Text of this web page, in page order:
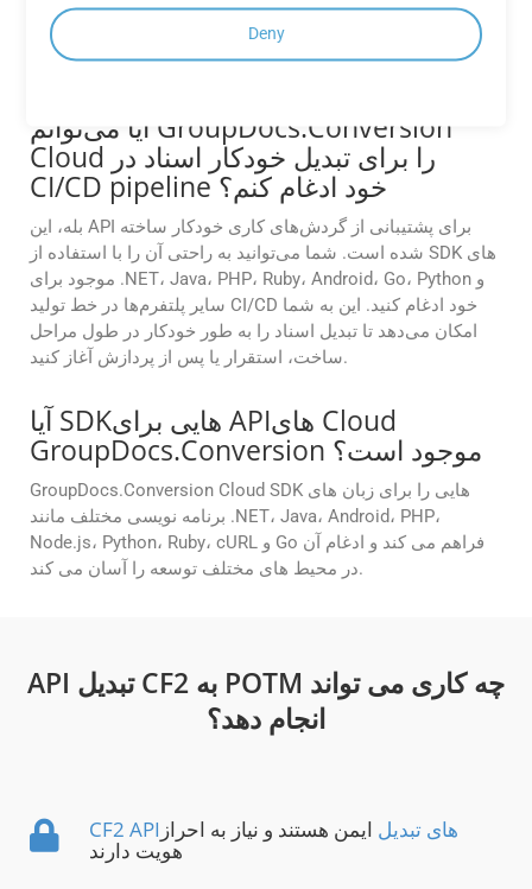
قبل از تبدیل پشتیبانی می کند. این به اطمینان از دقت طرح،
بررسی قالب بندی و تصمیم گیری آگاهانه قبل از انجام تبدیل
نهایی کمک می کند.
آیا می‌توانم GroupDocs.Conversion
Cloud را برای تبدیل خودکار اسناد در
CI/CD pipeline خود ادغام کنم؟
بله، این API برای پشتیبانی از گردش‌های کاری خودکار ساخته
شده است. شما می‌توانید به راحتی آن را با استفاده از SDK های
موجود برای .NET، Java، PHP، Ruby، Android، Go، Python و
سایر پلتفرم‌ها در خط تولید CI/CD خود ادغام کنید. این به شما
امکان می‌دهد تا تبدیل اسناد را به طور خودکار در طول مراحل
ساخت، استقرار یا پس از پردازش آغاز کنید.
آیا SDKهایی برای APIهای Cloud
GroupDocs.Conversion موجود است؟
GroupDocs.Conversion Cloud SDK هایی را برای زبان های
برنامه نویسی مختلف مانند .NET، Java، Android، PHP،
Node.js، Python، Ruby، cURL و Go فراهم می کند و ادغام آن
در محیط های مختلف توسعه را آسان می کند.
API تبدیل CF2 به POTM چه کاری می تواند
انجام دهد؟
CF2 APIهای تبدیل ایمن هستند و نیاز به احراز
هویت دارند
Deny